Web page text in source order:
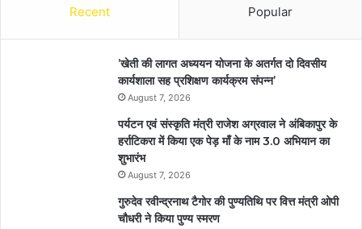
Recent Popular
’खेती की लागत अध्ययन योजना के अतर्गत दो दिवसीय
कार्यशाला सह प्रशिक्षण कार्यक्रम संपन्न’
August 7, 2026
पर्यटन एवं संस्कृति मंत्री राजेश अग्रवाल ने अंबिकापुर के
हर्राटिकरा में किया एक पेड़ माँ के नाम 3.0 अभियान का
शुभारंभ
August 7, 2026
गुरुदेव रवीन्द्रनाथ टैगोर की पुण्यतिथि पर वित्त मंत्री ओपी
चौधरी ने किया पुण्य स्मरण